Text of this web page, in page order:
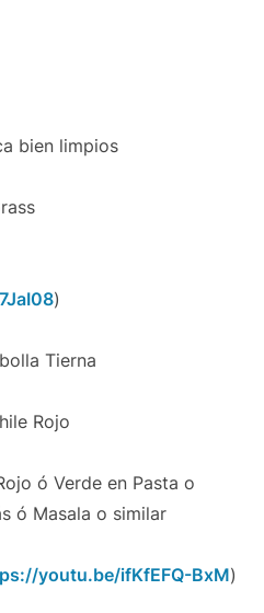
bien limpios
)
Tierna
Rojo
ó Verde en Pasta o
ó Masala o similar
youtu.be/ifKfEFQ-BxM)